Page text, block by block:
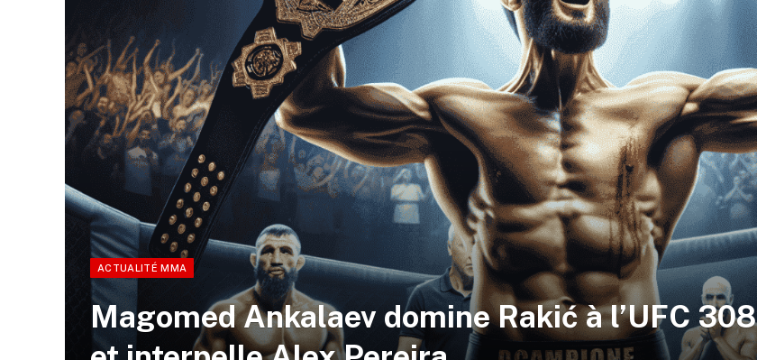
ACTUALITÉ MMA
Magomed Ankalaev domine Rakić à l’UFC 308